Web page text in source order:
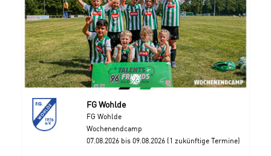
FG Wohlde
FG Wohlde
Wochenendcamp
07.08.2026 bis 09.08.2026 (1 zukünftige Termine)